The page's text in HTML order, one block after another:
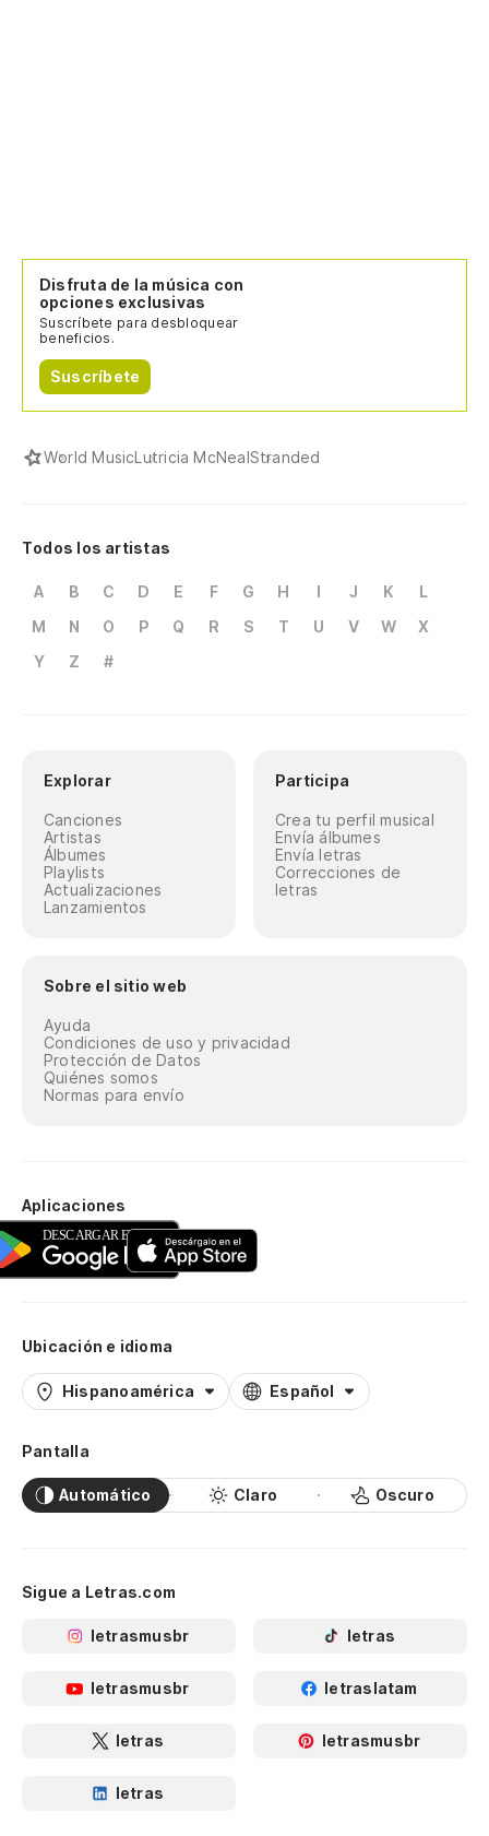
Disfruta de la música con
opciones exclusivas
Suscríbete para desbloquear
beneficios.
Suscríbete
World MusicLutricia McNealStranded
Todos los artistas
A B C D E F G H I J K
L
M
N O P Q R S T U V W
X
Y
Z #
Explorar
Canciones
Artistas
Álbumes
Playlists
Actualizaciones
Lanzamientos
Participa
Crea tu perfil musical
Envía álbumes
Envía letras
Correcciones de
letras
Sobre el sitio web
Ayuda
Condiciones de uso y privacidad
Protección de Datos
Quiénes somos
Normas para envío
Aplicaciones
Ubicación e idioma
Hispanoamérica Español
Pantalla
Automático Claro Oscuro
Sigue a Letras.com
letrasmusbr letras
letrasmusbr letraslatam
letras letrasmusbr
letras